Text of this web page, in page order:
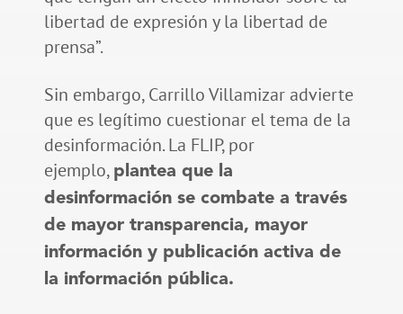
libertad de expresión y la libertad de
prensa”.
Sin embargo, Carrillo Villamizar advierte
que es legítimo cuestionar el tema de la
desinformación. La FLIP, por
ejemplo, plantea que la
desinformación se combate a través
de mayor transparencia, mayor
información y publicación activa de
la información pública.